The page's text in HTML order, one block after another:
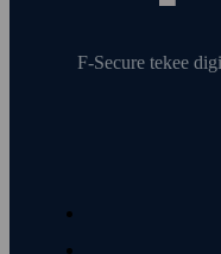
F‑Secure tekee